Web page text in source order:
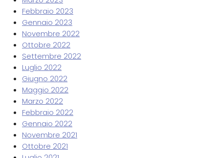
Febbraio 2023
Gennaio 2023
Novembre 2022
Ottobre 2022
Settembre 2022
Luglio 2022
Giugno 2022
Maggio 2022
Marzo 2022
Febbraio 2022
Gennaio 2022
Novembre 2021
Ottobre 2021